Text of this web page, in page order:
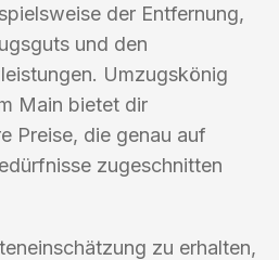
der Entfernung,
und den
Umzugskönig
Main bietet dir
Preise, die genau auf
zugeschnitten
zu erhalten,